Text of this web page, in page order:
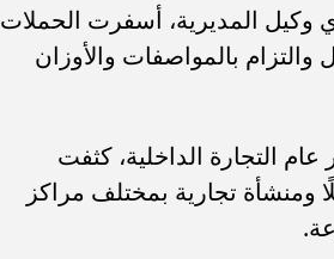
وكيل المديرية، أسفرت الحملات
والتزام بالمواصفات والأوزان
التجارة الداخلية، كثفت
حملاتها الميدانية من خلال المرور على 220 محلًا ومنشأة تجارية بمختلف مراكز